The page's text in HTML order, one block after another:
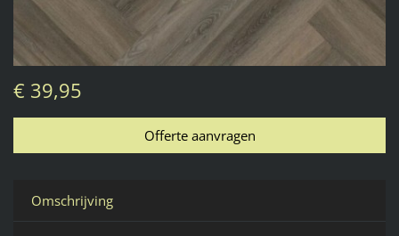
€ 39,95
Omschrijving